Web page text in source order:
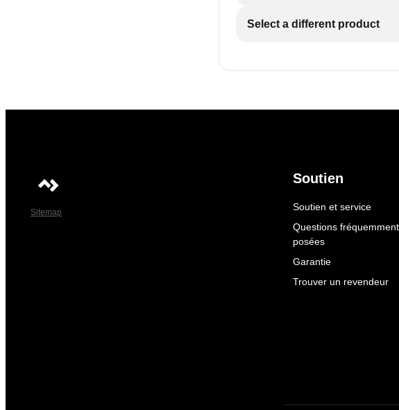
Select a different product
Sitemap
Soutien
Soutien et service
Questions fréquemment
posées
Garantie
Trouver un revendeur